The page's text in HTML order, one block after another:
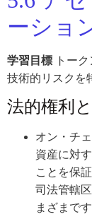
ーショ
学習目標 トー
技術的リスクを
法的権利
オン・チ
資産に対
ことを保
司法管轄
まざまです